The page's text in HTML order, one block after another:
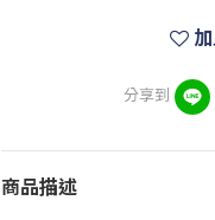
分享到
商品描述